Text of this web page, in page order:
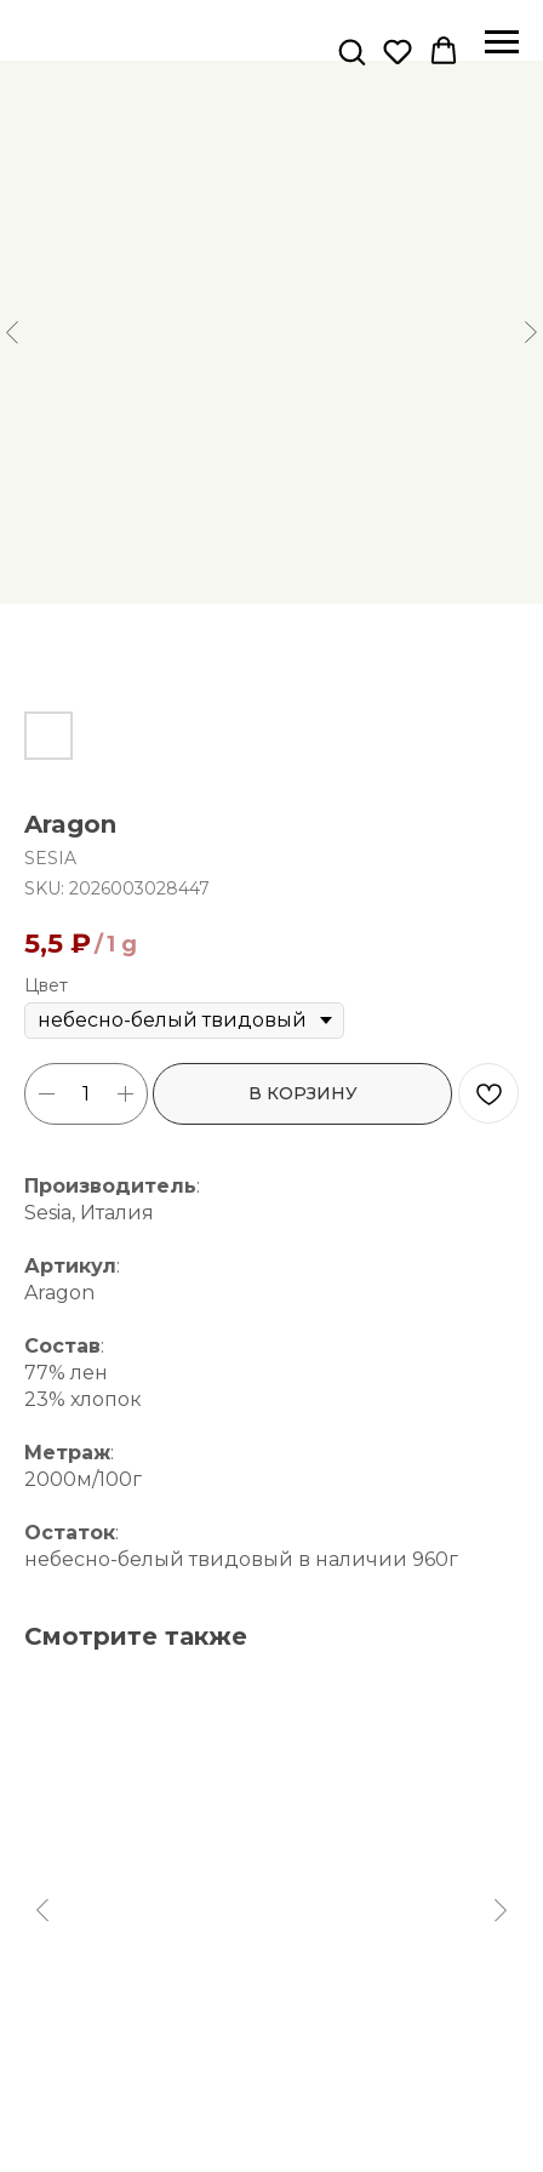
Aragon
SESIA
SKU: 2026003028447
5,5 ₽/1 g
Цвет
В КОРЗИНУ
Производитель:
Sesia, Италия
Артикул:
Aragon
Состав:
77% лен
23% хлопок
Метраж:
2000м/100г
Остаток:
небесно-белый твидовый в наличии 960г
Смотрите также